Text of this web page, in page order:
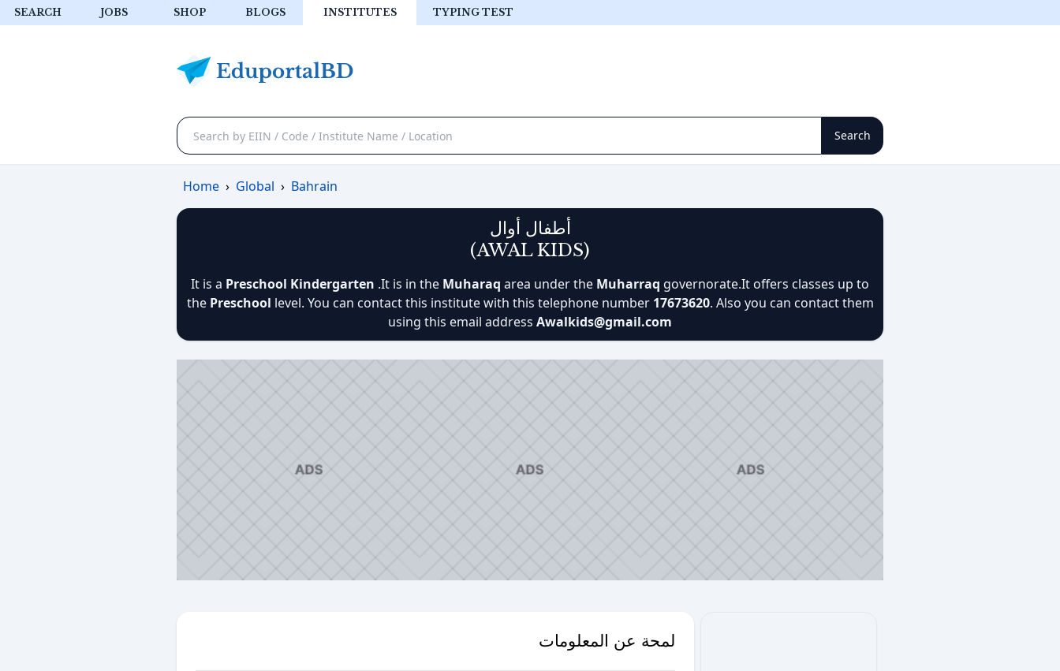
SEARCH JOBS SHOP BLOGS INSTITUTES TYPING TEST
Home › Global › Bahrain
أطفال أوال
(AWAL KIDS)
It is a Preschool Kindergarten .It is in the Muharaq area under the Muharraq governorate.It offers classes up to
the Preschool level. You can contact this institute with this telephone number 17673620. Also you can contact them
using this email address Awalkids@gmail.com
لمحة عن المعلومات